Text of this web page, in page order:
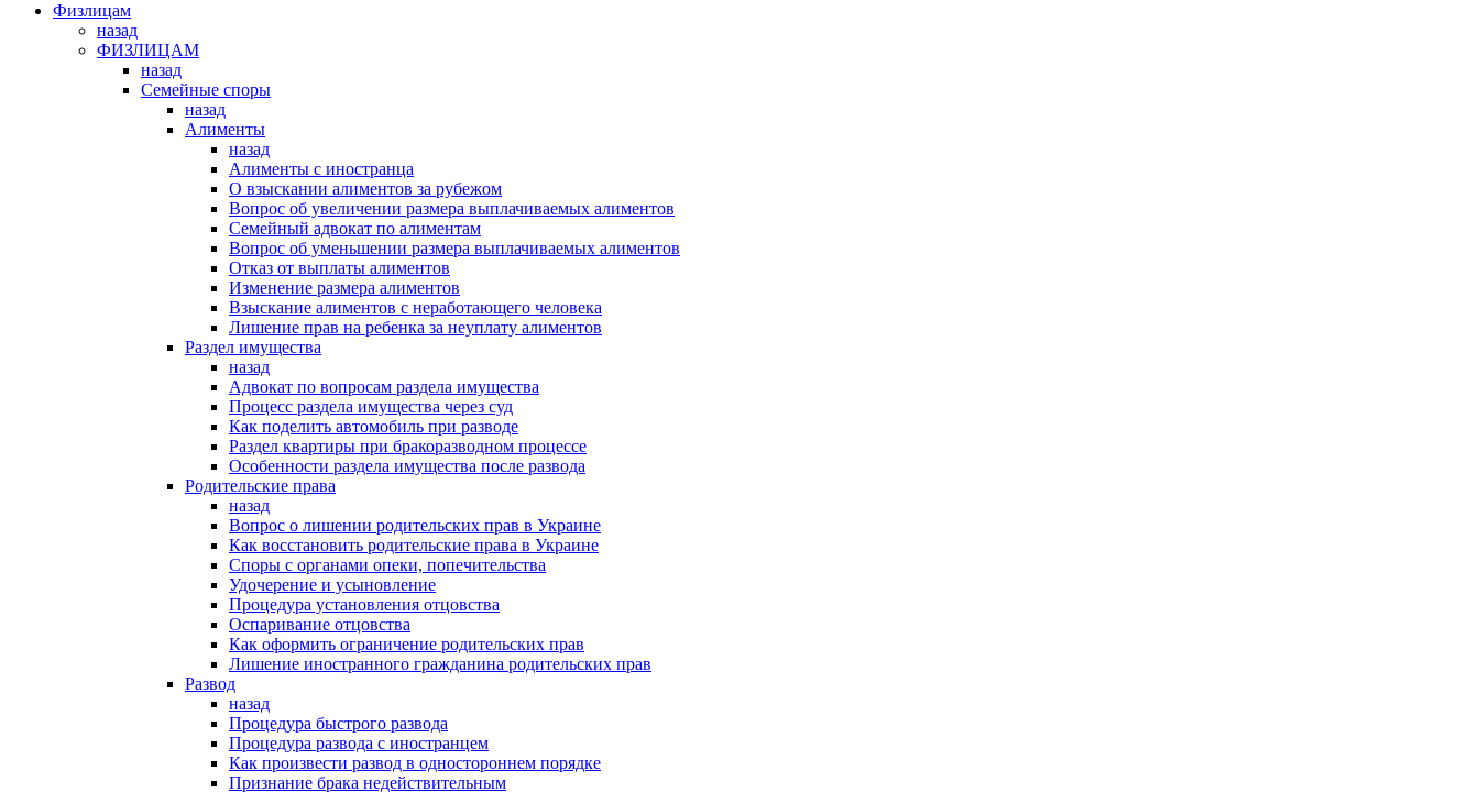
Физлицам
назад
ФИЗЛИЦАМ
назад
Семейные споры
назад
Алименты
назад
Алименты с иностранца
О взыскании алиментов за рубежом
Вопрос об увеличении размера выплачиваемых алиментов
Семейный адвокат по алиментам
Вопрос об уменьшении размера выплачиваемых алиментов
Отказ от выплаты алиментов
Изменение размера алиментов
Взыскание алиментов с неработающего человека
Лишение прав на ребенка за неуплату алиментов
Раздел имущества
назад
Адвокат по вопросам раздела имущества
Процесс раздела имущества через суд
Как поделить автомобиль при разводе
Раздел квартиры при бракоразводном процессе
Особенности раздела имущества после развода
Родительские права
назад
Вопрос о лишении родительских прав в Украине
Как восстановить родительские права в Украине
Споры с органами опеки, попечительства
Удочерение и усыновление
Процедура установления отцовства
Оспаривание отцовства
Как оформить ограничение родительских прав
Лишение иностранного гражданина родительских прав
Развод
назад
Процедура быстрого развода
Процедура развода с иностранцем
Как произвести развод в одностороннем порядке
Признание брака недействительным